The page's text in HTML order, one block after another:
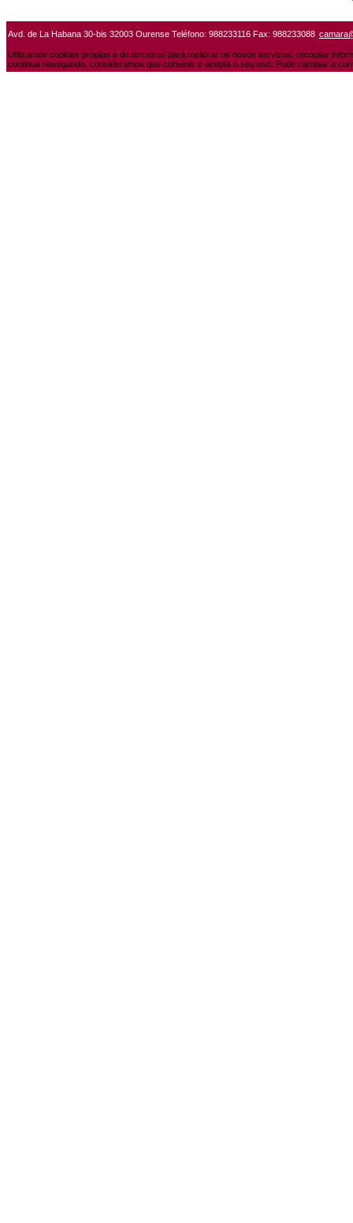
Avd. de La Habana 30-bis 32003 Ourense Teléfono: 988233116 Fax: 988233088
Utilizamos cookies propias e de terceiros para mellorar os nosos servizos, recopilar
continua navegando, consideramos que consinte e acepta o seu uso. Pode cambiar a